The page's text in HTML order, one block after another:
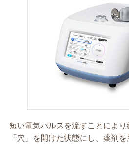
短い電気パルスを流すことによ
「穴」を開けた状態にし、薬剤